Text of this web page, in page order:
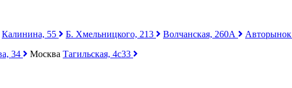
Калинина, 55 Б. Хмельницкого, 213 Волчанская, 260А Авторынок
34 Москва Тагильская, 4с33